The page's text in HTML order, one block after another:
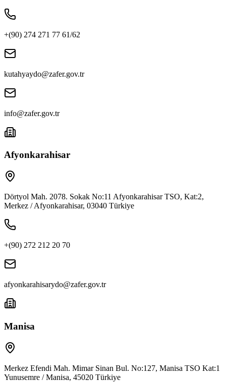
+(90) 274 271 77 61/62
kutahyaydo@zafer.gov.tr
info@zafer.gov.tr
Afyonkarahisar
Dörtyol Mah. 2078. Sokak No:11 Afyonkarahisar TSO, Kat:2,
Merkez / Afyonkarahisar, 03040 Türkiye
+(90) 272 212 20 70
afyonkarahisarydo@zafer.gov.tr
Manisa
Merkez Efendi Mah. Mimar Sinan Bul. No:127, Manisa TSO Kat:1
Yunusemre / Manisa, 45020 Türkiye